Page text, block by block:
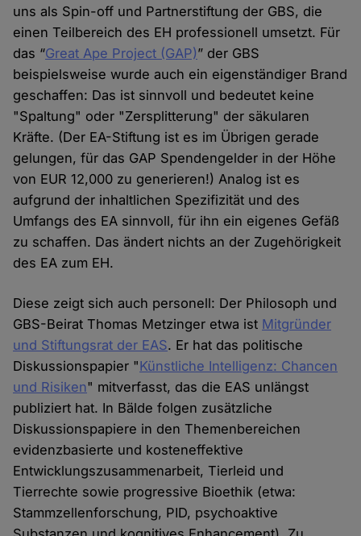
uns als Spin-off und Partnerstiftung der GBS, die
einen Teilbereich des EH professionell umsetzt. Für
das “Great Ape Project (GAP)” der GBS
beispielsweise wurde auch ein eigenständiger Brand
geschaffen: Das ist sinnvoll und bedeutet keine
"Spaltung" oder "Zersplitterung" der säkularen
Kräfte. (Der EA-Stiftung ist es im Übrigen gerade
gelungen, für das GAP Spendengelder in der Höhe
von EUR 12,000 zu generieren!) Analog ist es
aufgrund der inhaltlichen Spezifizität und des
Umfangs des EA sinnvoll, für ihn ein eigenes Gefäß
zu schaffen. Das ändert nichts an der Zugehörigkeit
des EA zum EH.
Diese zeigt sich auch personell: Der Philosoph und
GBS-Beirat Thomas Metzinger etwa ist Mitgründer
und Stiftungsrat der EAS. Er hat das politische
Diskussionspapier "Künstliche Intelligenz: Chancen
und Risiken" mitverfasst, das die EAS unlängst
publiziert hat. In Bälde folgen zusätzliche
Diskussionspapiere in den Themenbereichen
evidenzbasierte und kosteneffektive
Entwicklungszusammenarbeit, Tierleid und
Tierrechte sowie progressive Bioethik (etwa:
Stammzellenforschung, PID, psychoaktive